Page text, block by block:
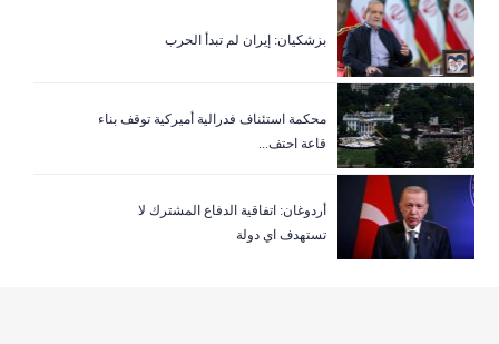
بزشكيان: إيران لم تبدأ الحرب
‏محكمة استئناف فدرالية أميركية توقف بناء
قاعة احتف...
أردوغان: اتفاقية الدفاع المشترك لا
تستهدف اي دولة